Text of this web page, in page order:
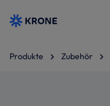
Zum Hauptinhalt springen
Produkte Zubehör